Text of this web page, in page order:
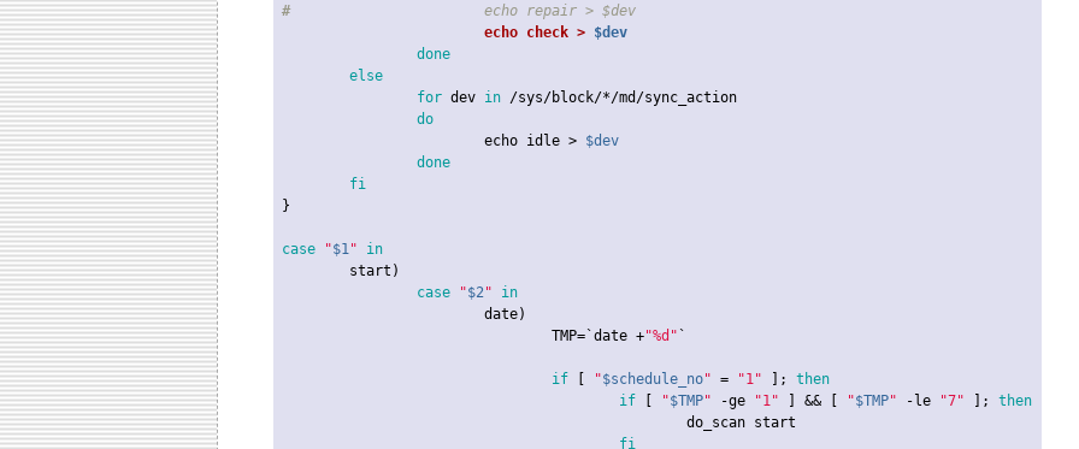
#
			echo repair > $dev
echo check > $dev
done
else
for dev in /sys/block/*/md/sync_action
do
echo idle > $dev
done
fi
}
case "$1"
in
case
"$2"
in
				TMP=`date +
"%d" `
if "$schedule_no" = "1" ]; then
if
"$TMP" -ge "1" ] && [ "$TMP" -le "7" ]; then
fi